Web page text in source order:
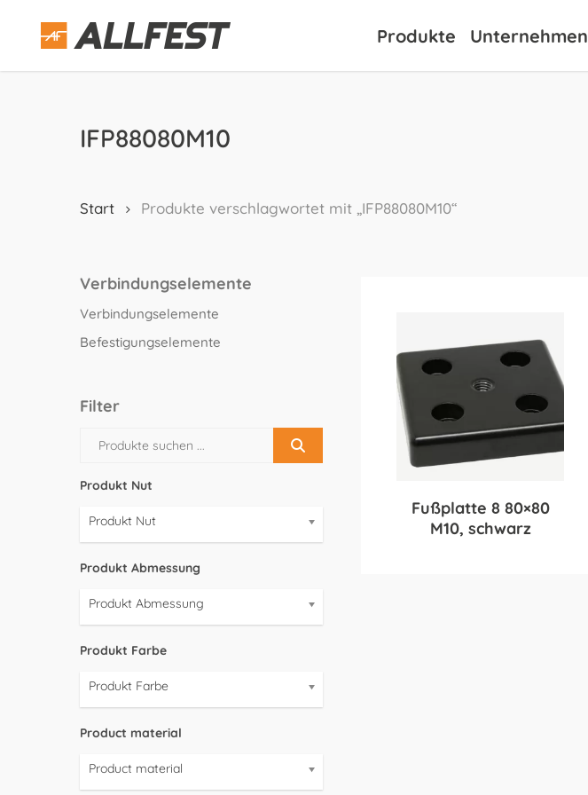
content
Produkte Unternehmen
IFP88080M10
Start Produkte verschlagwortet mit „IFP88080M10“
Verbindungselemente
Verbindungselemente
Befestigungselemente
Filter
Produkt Nut
Produkt Nut
Produkt Abmessung
Produkt Abmessung
Produkt Farbe
Produkt Farbe
Product material
Product material
Fußplatte 8 80×80
M10, schwarz